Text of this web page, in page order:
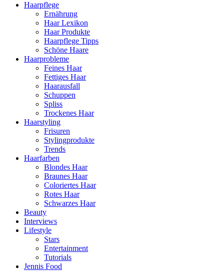
Haarpflege
Ernährung
Haar Lexikon
Haar Produkte
Haarpflege Tipps
Schöne Haare
Haarprobleme
Feines Haar
Fettiges Haar
Haarausfall
Schuppen
Spliss
Trockenes Haar
Haarstyling
Frisuren
Stylingprodukte
Trends
Haarfarben
Blondes Haar
Braunes Haar
Coloriertes Haar
Rotes Haar
Schwarzes Haar
Beauty
Interviews
Lifestyle
Stars
Entertainment
Tutorials
Jennis Food